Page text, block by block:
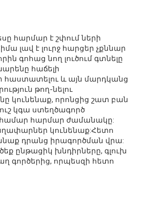
հարմար է շփում ների
լավ է լուրջ հարցեր չքննար
գոհաց նող լուծում գտնելը
հաճելի
հաստատելու և այն մարդկանց
թող-նելու
կունենաք, որոնցից շատ բան
կգա ստեղծագործ
համար հարմար ժամանակը:
կունենաք:Հետո
դրանց իրագործման վրա:
ընթացիկ խնդիրները, գլուխ
գործերից, որպեսզի հետո